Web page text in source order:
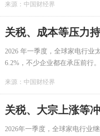
来源： 中国财经界
关税、成本等压力
2026 年一季度，全球家电行业
6.2%，不少企业都在承压前行
来源： 中国财经界
关税、大宗上涨等
2026年一季度，全球家电行业